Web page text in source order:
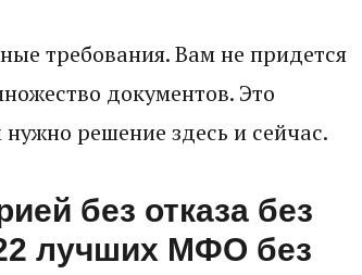
требования. Вам не придется
документов. Это
решение здесь и сейчас.
без отказа без
лучших МФО без